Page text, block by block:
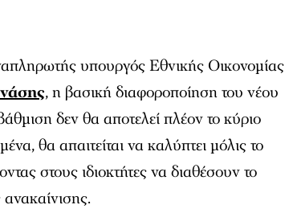
υπουργός Εθνικής Οικονομίας
, η βασική διαφοροποίηση του νέου
δεν θα αποτελεί πλέον το κύριο
θα απαιτείται να καλύπτει μόλις το
στους ιδιοκτήτες να διαθέσουν το